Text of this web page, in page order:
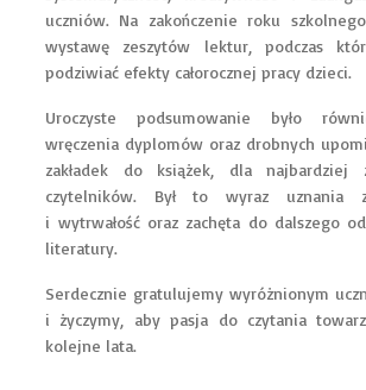
uczniów. Na zakończenie roku
wystawę zeszytów lektur, podczas
podziwiać efekty całorocznej pracy dzieci.
Uroczyste podsumowanie było
wręczenia dyplomów oraz drobnych
zakładek do książek, dla najbardziej
czytelników. Był to wyraz uznania
i wytrwałość oraz zachęta do dalszego
literatury.
Serdecznie gratulujemy wyróżnionym
i życzymy, aby pasja do czytania
kolejne lata.